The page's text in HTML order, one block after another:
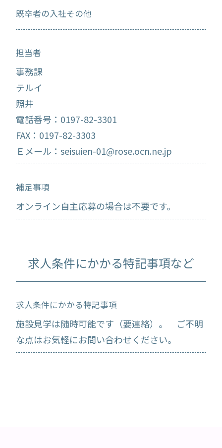
既卒者の入社その他
担当者
事務課
テルイ
照井
電話番号：0197-82-3301
FAX：0197-82-3303
Ｅメール：seisuien-01@rose.ocn.ne.jp
補足事項
オンライン自主応募の場合は不要です。
求人条件にかかる特記事項など
求人条件にかかる特記事項
施設見学は随時可能です（要連絡）。 ご不明
な点はお気軽にお問い合わせください。